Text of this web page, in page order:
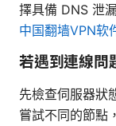
擇具備 DNS 泄
中国翻墙VPN软
若遇到連線問
先檢查伺服器狀
嘗試不同的節點